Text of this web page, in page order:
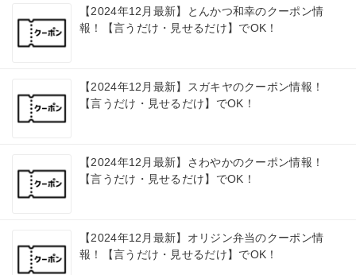
【2024年12月最新】とんかつ和幸のクーポン情
報！【言うだけ・見せるだけ】でOK！
【2024年12月最新】スガキヤのクーポン情報！
【言うだけ・見せるだけ】でOK！
【2024年12月最新】さわやかのクーポン情報！
【言うだけ・見せるだけ】でOK！
【2024年12月最新】オリジン弁当のクーポン情
報！【言うだけ・見せるだけ】でOK！